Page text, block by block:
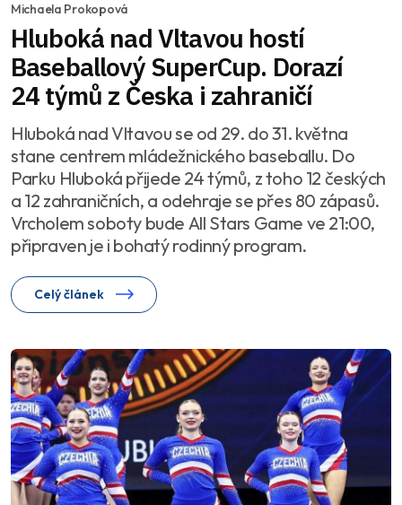
Michaela Prokopová
Hluboká nad Vltavou hostí
Baseballový SuperCup. Dorazí
24 týmů z Česka i zahraničí
Hluboká nad Vltavou se od 29. do 31. května
stane centrem mládežnického baseballu. Do
Parku Hluboká přijede 24 týmů, z toho 12 českých
a 12 zahraničních, a odehraje se přes 80 zápasů.
Vrcholem soboty bude All Stars Game ve 21:00,
připraven je i bohatý rodinný program.
Celý článek